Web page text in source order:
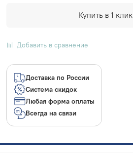
Купить в 1 клик
Добавить в сравнение
Доставка по России
Система скидок
Любая форма оплаты
Всегда на связи